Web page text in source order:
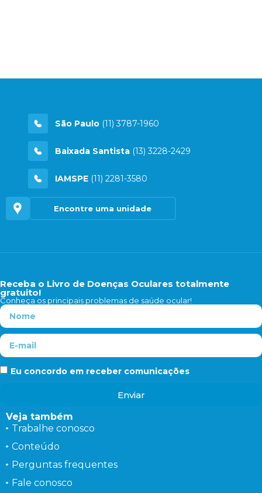
São Paulo (11) 3787-1960
Baixada Santista (13) 3228-2429
IAMSPE (11) 2281-3580
Encontre uma unidade
Receba o Livro de Doenças Oculares totalmente
gratuito!
Conheça os principais problemas de saúde ocular!
Eu concordo em receber comunicações
Enviar
Veja também
Trabalhe conosco
Conteúdo
Perguntas frequentes
Fale conosco